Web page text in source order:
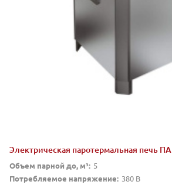
Электрическая паротермальная печь
Объем парной до, м³: 5
Потребляемое напряжение: 380 В